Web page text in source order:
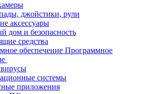
джойстики, рули
аксессуары
дом и безопасность
средства
Программное
системы
приложения